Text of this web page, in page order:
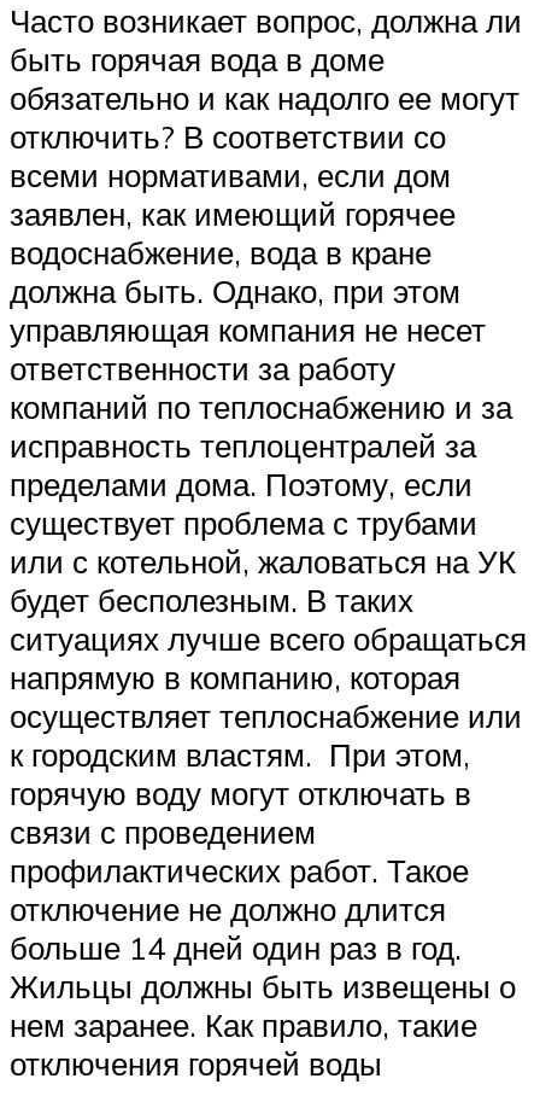
Часто возникает вопрос, должна ли
быть горячая вода в доме
обязательно и как надолго ее могут
отключить? В соответствии со
всеми нормативами, если дом
заявлен, как имеющий горячее
водоснабжение, вода в кране
должна быть. Однако, при этом
управляющая компания не несет
ответственности за работу
компаний по теплоснабжению и за
исправность теплоцентралей за
пределами дома. Поэтому, если
существует проблема с трубами
или с котельной, жаловаться на УК
будет бесполезным. В таких
ситуациях лучше всего обращаться
напрямую в компанию, которая
осуществляет теплоснабжение или
к городским властям. При этом,
горячую воду могут отключать в
связи с проведением
профилактических работ. Такое
отключение не должно длится
больше 14 дней один раз в год.
Жильцы должны быть извещены о
нем заранее. Как правило, такие
отключения горячей воды